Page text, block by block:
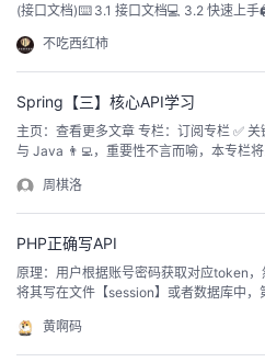
不吃西红柿
Spring【三】核心API学习
主页：查看更多文章 专栏：订阅专栏 ✅ 关键：
与 Java 👨‍💻，重要性不言而喻，本专栏
周棋洛
PHP正确写API
原理：用户根据账号密码获取对应token
将其写在文件【session】或者数据库中
到加密的token，对比token是否相等。
是restf...
黄啊码